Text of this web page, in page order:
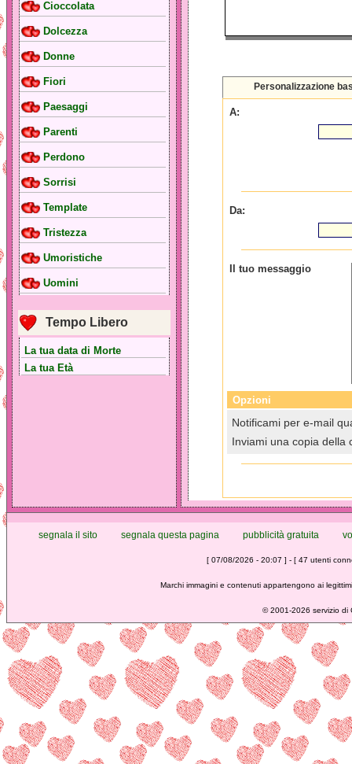
Cioccolata
Dolcezza
Donne
Fiori
Paesaggi
Parenti
Perdono
Sorrisi
Template
Tristezza
Umoristiche
Uomini
Tempo Libero
La tua data di Morte
La tua Età
Personalizzazione
A:
Da:
Il tuo messaggio
Opzioni
Notificami per e-mail
Inviami una copia della
segnala il sito segnala questa pagina pubblicità gratuita
[ 07/08/2026 - 20:07 ] - [ 47 utenti
Marchi immagini e contenuti appartengono ai
©2001-2026 servizio di